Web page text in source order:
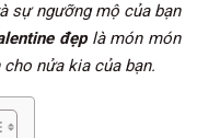
sự ngưỡng mộ của bạn
đẹplà món món
nửa kia của bạn.